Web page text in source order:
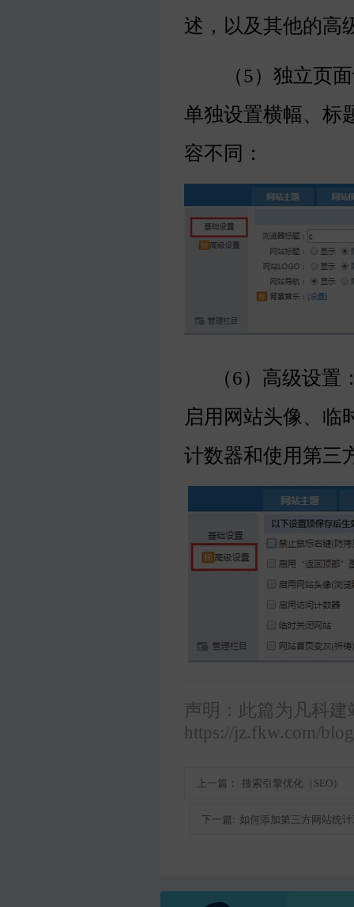
述，以及其他的高
（5）独立页面
单独设置横幅、标
容不同：
（6）高级设置
启用网站头像、临
计数器和使用第三
声明：此篇为凡科
https://jz.fkw.com/
上一篇： 搜索引擎优化（SEO）
下一篇: 如何添加第三方网站统